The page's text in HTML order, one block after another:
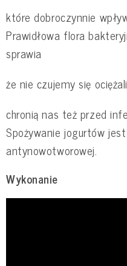
które dobroczynnie
Prawidłowa flora
sprawia
że nie czujemy się ociężali
chronią nas też przed
Spożywanie jogurtów
antynowotworowej.
Wykonanie